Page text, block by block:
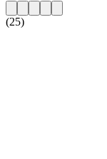
(25)